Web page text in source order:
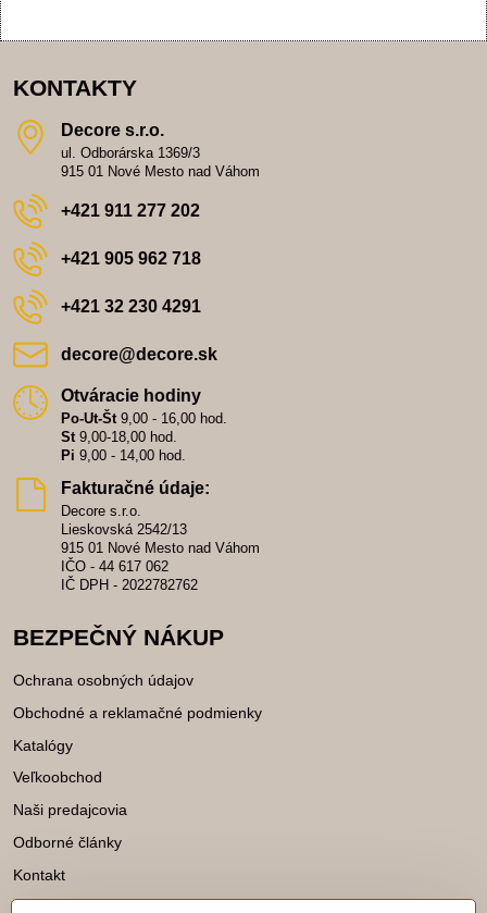
KONTAKTY
Decore s​.r​.o​.
ul. Odborárska 1369/3
915 01 Nové Mesto nad Váhom
+421 911 277 202
+421 905 962 718
+421 32 230 4291
decore​@decore​.sk
Otváracie hodiny
Po-Ut-Št9,00 - 16,00 hod.
St9,00-18,00 hod.
Pi 9,00 - 14,00 hod.
Fakturačné údaje:
Decore s.r.o.
Lieskovská 2542/13
915 01 Nové Mesto nad Váhom
IČO - 44 617 062
IČ DPH - 2022782762
BEZPEČNÝ NÁKUP
Ochrana osobných údajov
Obchodné a reklamačné podmienky
Katalógy
Veľkoobchod
Naši predajcovia
Odborné články
Kontakt